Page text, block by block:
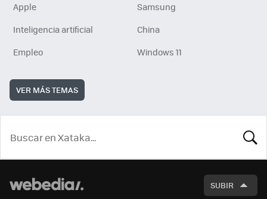
Apple
Samsung
Inteligencia artificial
China
Empleo
Windows 11
VER MÁS TEMAS
SUBIR